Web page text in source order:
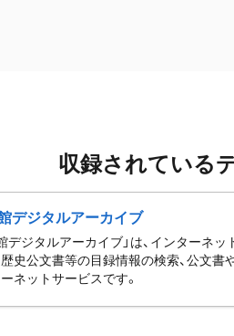
収録されている
デジタルアーカイブ
デジタルアーカイブ」は、インターネッ
史公文書等の目録情報の検索、公文書
ネットサービスです。